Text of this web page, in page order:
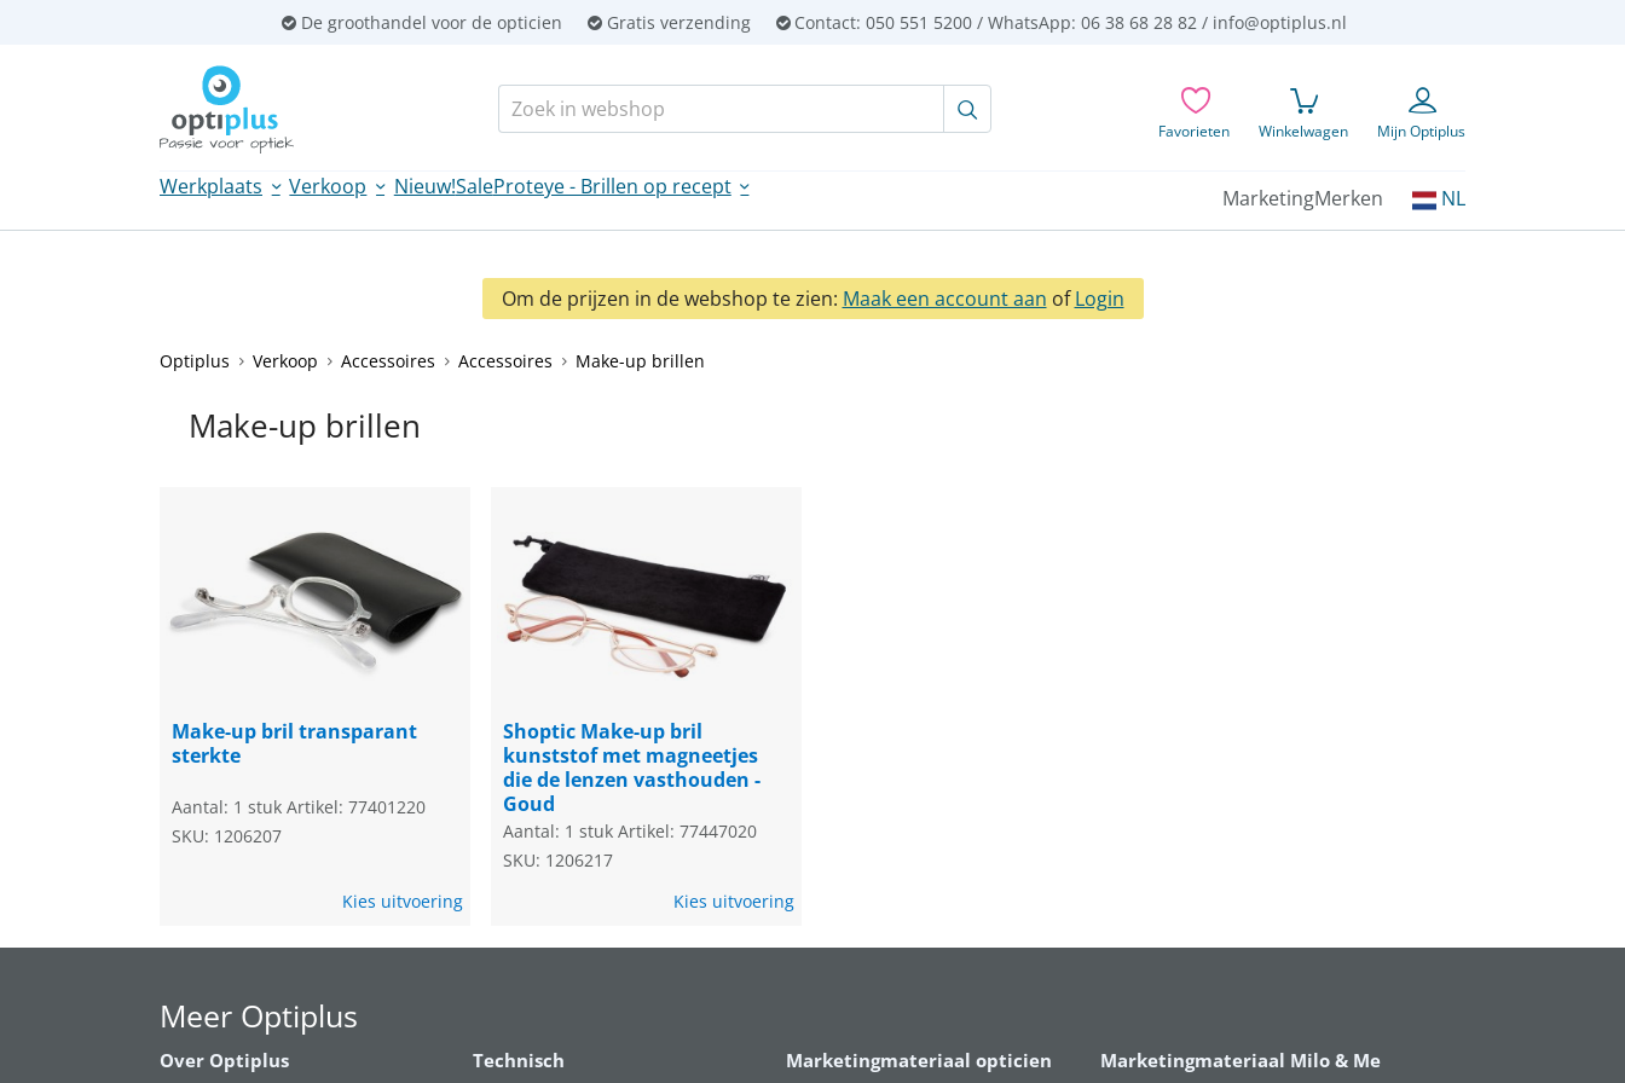
De groothandel voor de opticien Gratis verzending Contact: 050 551 5200 / WhatsApp: 06 38 68 28 82 / info@optiplus.nl
Favorieten Winkelwagen Mijn Optiplus
Zoeken:
Werkplaats Verkoop Nieuw!SaleProteye - Brillen op recept MarketingMerken
Kies
uw
NL
Om de prijzen in de webshop te zien: Maak een account aan ofLogin
Optiplus Verkoop Accessoires Accessoires Make-up brillen
Make-up brillen
Make-up bril transparant
sterkte
Aantal: 1 stuk Artikel: 77401220
SKU: 1206207
Kies uitvoering
Shoptic Make-up bril
kunststof met magneetjes
die de lenzen vasthouden -
Goud
Aantal: 1 stuk Artikel: 77447020
SKU: 1206217
Kies uitvoering
Meer Optiplus
Over Optiplus Technisch Marketingmateriaal opticien Marketingmateriaal Milo & Me